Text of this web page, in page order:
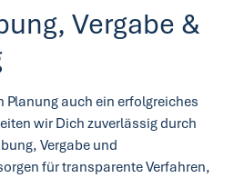
Vergabe &
Planung auch ein erfolgreiches
wir Dich zuverlässig durch
Vergabe und
für transparente Verfahren,